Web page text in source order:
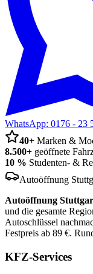
WhatsApp: 0176 - 23
40+ Marken &
8.500+ geöffnete
10 % Studenten- &
Autoöffnung
Autoöffnung
und die gesamte
Autoschlüssel
Festpreis ab 89 €.
KFZ-Services